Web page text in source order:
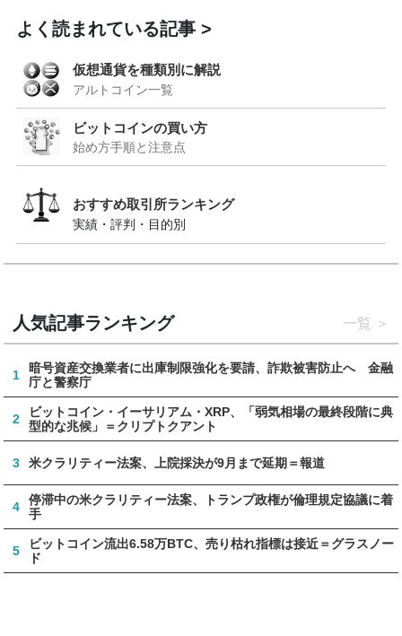
よく読まれている記事
仮想通貨を種類別に解説
アルトコイン一覧
ビットコインの買い方
始め方手順と注意点
おすすめ取引所ランキング
実績・評判・目的別
人気記事ランキング 一覧
1
暗号資産交換業者に出庫制限強化を要請、詐欺被害防止へ 金融
庁と警察庁
2
ビットコイン・イーサリアム・XRP、「弱気相場の最終段階に典
型的な兆候」＝クリプトクアント
3 米クラリティー法案、上院採決が9月まで延期＝報道
4
停滞中の米クラリティー法案、トランプ政権が倫理規定協議に着
手
5
ビットコイン流出6.58万BTC、売り枯れ指標は接近＝グラスノー
ド